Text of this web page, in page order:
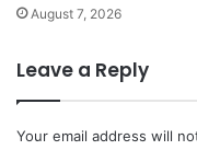
August 7, 2026
Leave a Reply
Your email address will